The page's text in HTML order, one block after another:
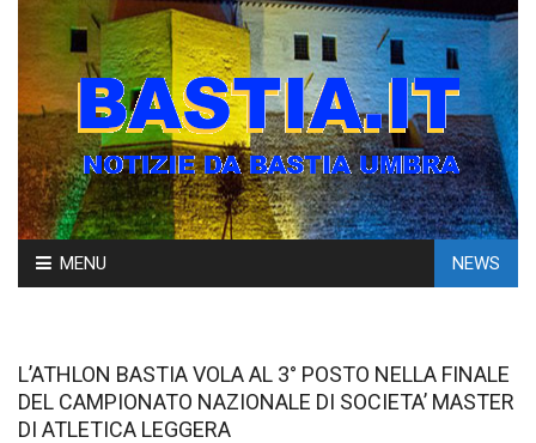
Skip
to
MENU NEWS
L’ATHLON BASTIA VOLA AL 3° POSTO NELLA FINALE
DEL CAMPIONATO NAZIONALE DI SOCIETA’ MASTER
DI ATLETICA LEGGERA